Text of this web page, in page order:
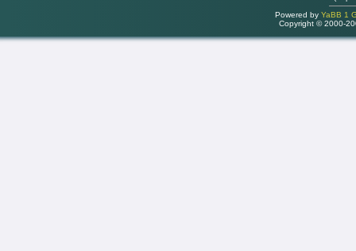
Powered by YaBB 1
Copyright © 2000-